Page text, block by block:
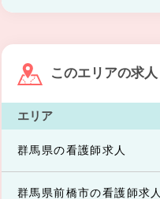
このエリアの求人
エリア
群馬県の看護師求人
群馬県前橋市の看護師求人